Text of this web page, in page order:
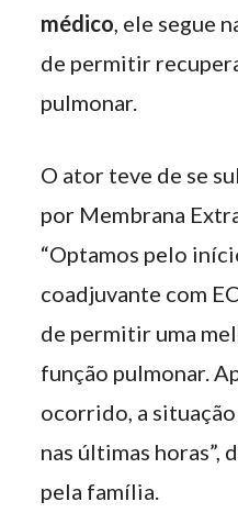
médico, ele segue
de permitir
pulmonar.
O ator teve de se
por Membrana
“Optamos pelo
coadjuvante com
de permitir uma
função pulmonar.
ocorrido, a
nas últimas horas”,
pela família.